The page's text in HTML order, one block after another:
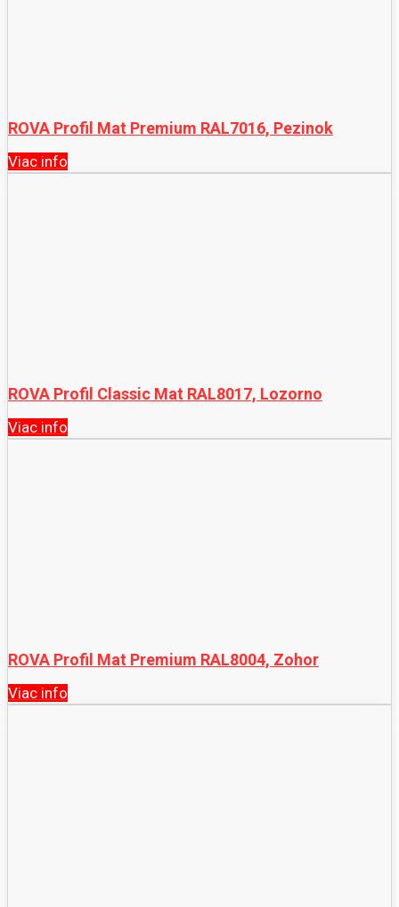
ROVA Profil Mat Premium RAL7016, Pezinok
Viac info
ROVA Profil Classic Mat RAL8017, Lozorno
Viac info
ROVA Profil Mat Premium RAL8004, Zohor
Viac info